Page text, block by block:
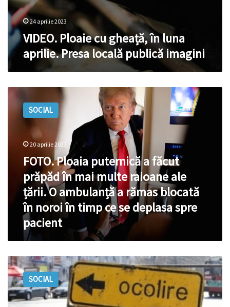
24 aprilie 2023
VIDEO. Ploaie cu gheață, în luna
aprilie. Presa locală publică imagini
FOTO.
Ploaia
puternică
prăpăd
multe
raioane
ambulanță
a
blocată
în
noroi
în
SOCIAL
20 aprilie 2023
FOTO. Ploaia puternică a făcut
prăpăd în mai multe raioane ale
țării. O ambulanță a rămas blocată
în noroi în timp ce se deplasa spre
pacient
Atenție,
șoferi!
Se
circulă
în
SOCIAL